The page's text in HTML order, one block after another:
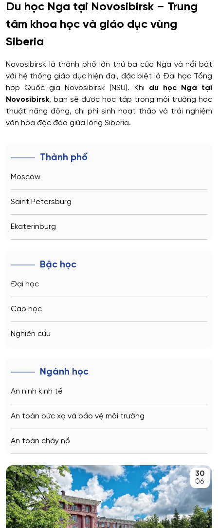
Du học Nga tại Novosibirsk – Trung
tâm khoa học và giáo dục vùng
Siberia
Novosibirsk là thành phố lớn thứ ba của Nga và nổi bật
với hệ thống giáo dục hiện đại, đặc biệt là Đại học Tổng
hợp Quốc gia Novosibirsk (NSU). Khi du học Nga tại
Novosibirsk, bạn sẽ được học tập trong môi trường học
thuật năng động, chi phí sinh hoạt thấp và trải nghiệm
văn hóa độc đáo giữa lòng Siberia.
Thành phố
Moscow
Saint Petersburg
Ekaterinburg
Kaliningrad
Kemerovo
Veliky Novgorod
Penza
Bậc học
Đại học
Cao học
Nghiên cứu
Ngành học
An ninh kinh tế
An toàn bức xạ và bảo vệ môi trường
An toàn cháy nổ
An toàn kỹ thuật và môi trường
An toàn môi trường kỹ thuật
An toàn thông tin
30
06